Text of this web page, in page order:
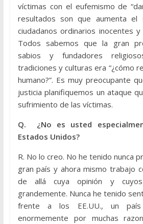
víctimas con el eufemismo de
resultados son que aumenta el
ciudadanos ordinarios inocentes
Todos sabemos que la gran
sabios y fundadores
tradiciones y culturas era “¿cómo
humano?”. Es muy preocupante
justicia planifiquemos un ataque
sufrimiento de las víctimas.
Q. ¿No es usted
Estados Unidos?
R. No lo creo. No he tenido nunca
gran país y ahora mismo trabajo
de allá cuya opinión y
grandemente. Nunca he tenido
frente a los EE.UU., un
enormemente por muchas